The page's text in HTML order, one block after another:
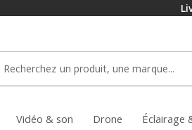
Vidéo & son Drone Éclairage